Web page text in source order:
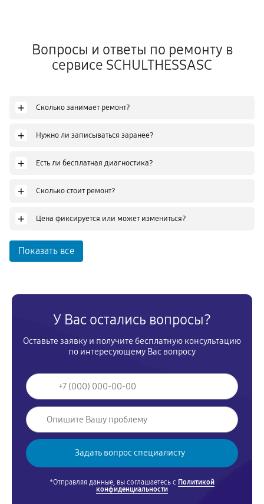
Вопросы и ответы по ремонту в
сервисе SCHULTHESSASC
+ Сколько занимает ремонт?
+ Нужно ли записываться заранее?
+ Есть ли бесплатная диагностика?
+ Сколько стоит ремонт?
+ Цена фиксируется или может измениться?
Показать все
У Вас остались вопросы?
Оставьте заявку и получите бесплатную консультацию
по интересующему Вас вопросу
*Отправляя данные, вы соглашаетесь с Политикой
конфиденциальности